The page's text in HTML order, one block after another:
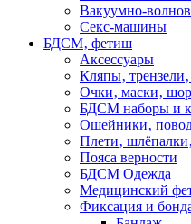
Вакуумно-
Секс-машины
БДСМ‚ фетиш
Аксессуары
Кляпы‚
Очки‚ маски‚
БДСМ наборы и
Ошейники‚
Плети‚
Пояса верности
БДСМ Одежда
Медицинский
Фиксация и